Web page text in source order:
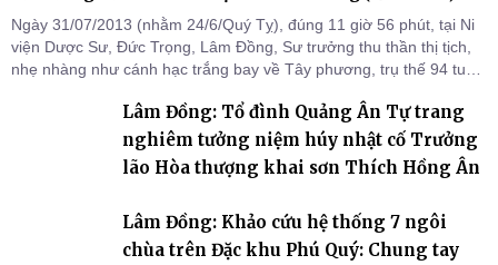
Ngày 31/07/2013 (nhằm 24/6/Quý Tỵ), đúng 11 giờ 56 phút, tại Ni
viện Dược Sư, Đức Trọng, Lâm Đồng, Sư trưởng thu thần thị tịch,
nhẹ nhàng như cánh hạc trắng bay về Tây phương, trụ thế 94 tuổi
Lâm Đồng: Tổ đình Quảng Ân Tự trang
nghiêm tưởng niệm húy nhật cố Trưởng
lão Hòa thượng khai sơn Thích Hồng Ân
Lâm Đồng: Khảo cứu hệ thống 7 ngôi
chùa trên Đặc khu Phú Quý: Chung tay